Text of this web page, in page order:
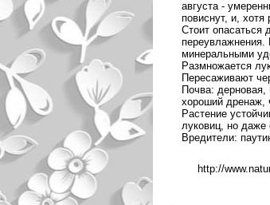
августа -
повиснут, и,
Стоит опасаться
переувлажнения.
минеральными
Размножается
Пересаживают
Почва: дерновая,
хороший дренаж,
Растение
луковиц, но даже
Вредители:
http://